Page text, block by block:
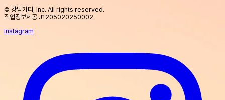
© 강남키티, Inc. All rights reserved.
직업정보제공 J1205020250002
Instagram